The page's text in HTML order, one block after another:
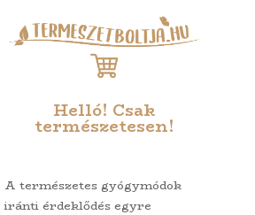
Helló! Csak
természetesen!
A természetes gyógymódok
iránti érdeklődés egyre